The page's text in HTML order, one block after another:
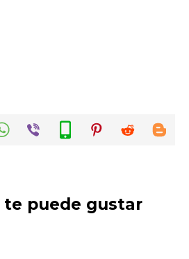
te puede gustar